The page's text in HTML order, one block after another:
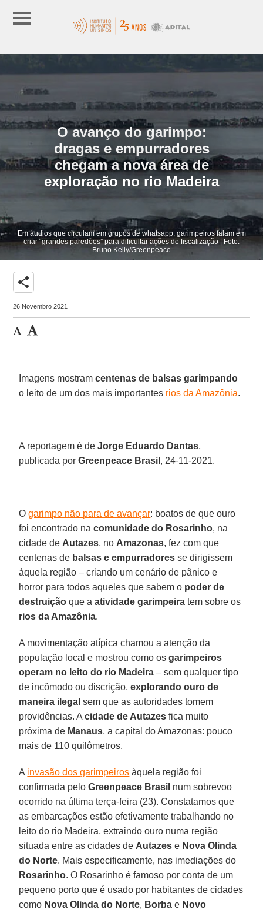
O avanço do garimpo:
dragas e empurradores
chegam a nova área de
exploração no rio Madeira
Em áudios que circulam em grupos de whatsapp, garimpeiros falam em
criar “grandes paredões” para dificultar ações de fiscalização | Foto:
Bruno Kelly/Greenpeace
share
26 Novembro 2021
Imagens mostramcentenas de balsas garimpando
o leito de um dos mais importantes rios da Amazônia.
A reportagem é deJorge Eduardo Dantas,
publicada porGreenpeace Brasil , 24-11-2021.
Ogarimpo não para de avançar: boatos de que ouro
foi encontrado nacomunidade do Rosarinho, na
cidade de Autazes, no Amazonas, fez com que
centenas de balsas e empurradores se dirigissem
àquela região – criando um cenário de pânico e
horror para todos aqueles que sabem o poder de
destruição que aatividade garimpeira tem sobre os
rios da Amazônia.
A movimentação atípica chamou a atenção da
população local e mostrou como osgarimpeiros
operam no leito do rio Madeira – sem qualquer tipo
de incômodo ou discrição,explorando ouro de
maneira ilegal sem que as autoridades tomem
providências. Acidade de Autazes fica muito
próxima de Manaus, a capital do Amazonas: pouco
mais de 110 quilômetros.
A invasão dos garimpeiros àquela região foi
confirmada peloGreenpeace Brasil num sobrevoo
ocorrido na última terça-feira (23). Constatamos que
as embarcações estão efetivamente trabalhando no
leito do rio Madeira, extraindo ouro numa região
situada entre as cidades de Autazes e Nova Olinda
do Norte. Mais especificamente, nas imediações do
Rosarinho. O Rosarinho é famoso por conta de um
pequeno porto que é usado por habitantes de cidades
como Nova Olinda do Norte, Borba e Novo